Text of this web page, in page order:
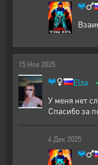
15 Ноя 2025
Elza
У меня нет
Спасибо за
4 Дек 2025